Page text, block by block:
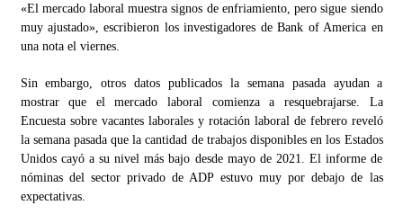
«El mercado laboral muestra signos de enfriamiento, pero sigue siendo
muy ajustado», escribieron los investigadores de Bank of America en
una nota el viernes.
Sin embargo, otros datos publicados la semana pasada ayudan a
mostrar que el mercado laboral comienza a resquebrajarse. La
Encuesta sobre vacantes laborales y rotación laboral de febrero reveló
la semana pasada que la cantidad de trabajos disponibles en los Estados
Unidos cayó a su nivel más bajo desde mayo de 2021. El informe de
nóminas del sector privado de ADP estuvo muy por debajo de las
expectativas.